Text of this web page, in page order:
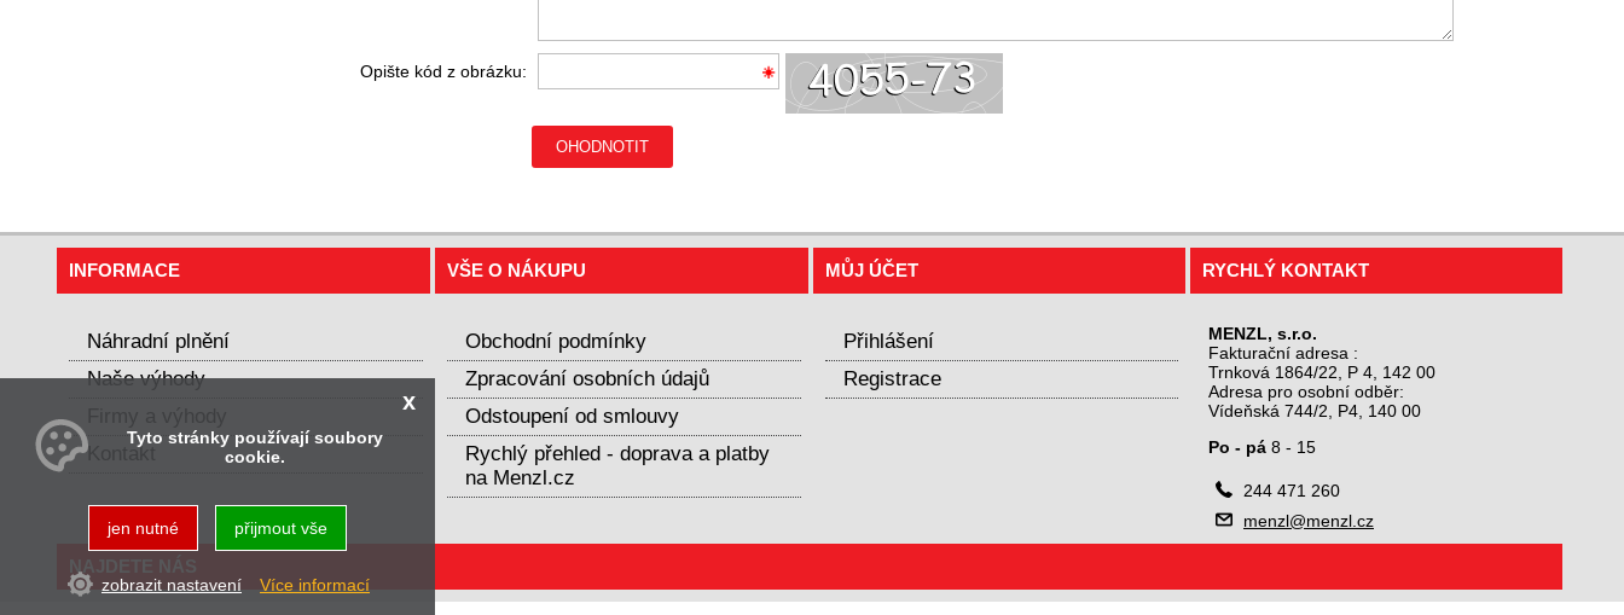
Opište kód z obrázku:
OHODNOTIT
INFORMACE
Náhradní plnění
Naše výhody
Kontakt
VŠE O NÁKUPU
Obchodní podmínky
Zpracování osobních údajů
Odstoupení od smlouvy
Rychlý přehled - doprava a platby
na Menzl.cz
MŮJ ÚČET
Přihlášení
Registrace
RYCHLÝ KONTAKT
MENZL, s.r.o.
Fakturační adresa :
Trnková 1864/22, P 4, 142 00
Adresa pro osobní odběr:
Vídeňská 744/2, P4, 140 00
Po - pá 8 - 15
 244 471 260
 menzl@menzl.cz
x
Tyto stránky používají soubory
cookie.
jen nutné přijmout vše
zobrazit nastavení Více informací